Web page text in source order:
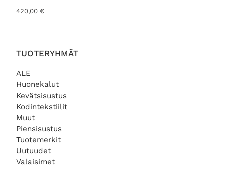
TUOTERYHMÄT
ALE
Huonekalut
Kevätsisustus
Kodintekstiilit
Muut
Piensisustus
Tuotemerkit
Uutuudet
Valaisimet
420,00 €